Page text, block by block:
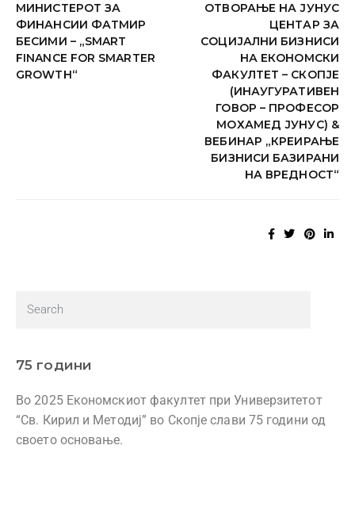
МИНИСТЕРОТ ЗА
ФИНАНСИИ ФАТМИР
БЕСИМИ – „SMART
FINANCE FOR SMARTER
GROWTH“
ОТВОРАЊЕ НА ЈУНУС
ЦЕНТАР ЗА
СОЦИЈАЛНИ БИЗНИСИ
НА ЕКОНОМСКИ
ФАКУЛТЕТ – СКОПЈЕ
(ИНАУГУРАТИВЕН
ГОВОР – ПРОФЕСОР
МОХАМЕД ЈУНУС) &
ВЕБИНАР „КРЕИРАЊЕ
БИЗНИСИ БАЗИРАНИ
НА ВРЕДНОСТ“
75 години
Во 2025 Економскиот факултет при Универзитетот
“Св. Кирил и Методиј” во Скопје слави 75 години од
своето основање.